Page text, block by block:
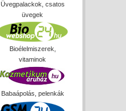
Üvegpalackok, csatos
üvegek
Bioélelmiszerek,
vitaminok
Babaápolás, pelenkák